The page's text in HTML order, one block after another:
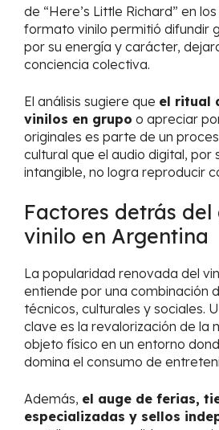
de “Here’s Little Richard” en
formato vinilo permitió difundir
por su energía y carácter,
conciencia colectiva.
El análisis sugiere que el ritual
vinilos en grupo o apreciar
originales es parte de un
cultural que el audio digital, por
intangible, no logra reproducir
Factores detrás del
vinilo en Argentina
La popularidad renovada del
entiende por una combinación
técnicos, culturales y sociales.
clave es la revalorización de la
objeto físico en un entorno
domina el consumo de
Además, el auge de ferias,
especializadas y sellos